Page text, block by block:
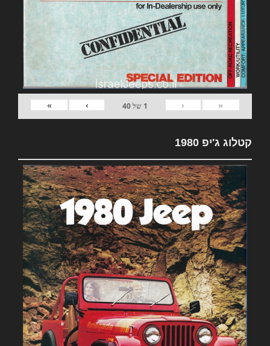
«
‹
1 של40
›
»
קטלוג ג'יפ 1980